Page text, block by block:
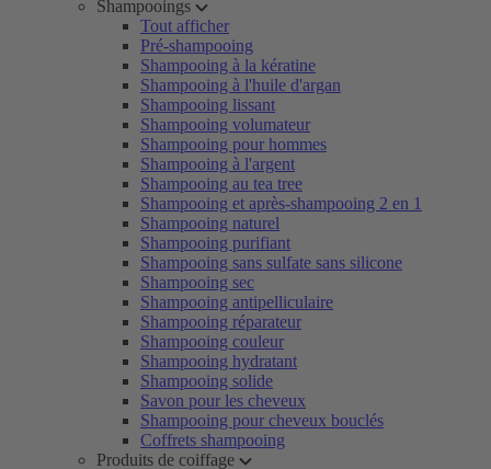
Shampooings
Tout afficher
Pré-shampooing
Shampooing à la kératine
Shampooing à l'huile d'argan
Shampooing lissant
Shampooing volumateur
Shampooing pour hommes
Shampooing à l'argent
Shampooing au tea tree
Shampooing et après-shampooing 2 en 1
Shampooing naturel
Shampooing purifiant
Shampooing sans sulfate sans silicone
Shampooing sec
Shampooing antipelliculaire
Shampooing réparateur
Shampooing couleur
Shampooing hydratant
Shampooing solide
Savon pour les cheveux
Shampooing pour cheveux bouclés
Coffrets shampooing
Produits de coiffage